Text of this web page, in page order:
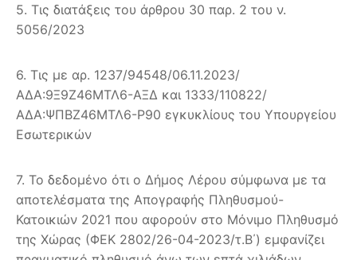
5. Τις διατάξεις του άρθρου 30 παρ. 2 του ν.
5056/2023
6. Τις με αρ. 1237/94548/06.11.2023/
ΑΔΑ:9Ξ9Ζ46ΜΤΛ6-ΑΞΔ και 1333/110822/
ΑΔΑ:ΨΠΒΖ46ΜΤΛ6-Ρ90 εγκυκλίους του Υπουργείου
Εσωτερικών
7. Το δεδομένο ότι ο Δήμος Λέρου σύμφωνα με τα
αποτελέσματα της Απογραφής Πληθυσμού-
Κατοικιών 2021 που αφορούν στο Μόνιμο Πληθυσμό
της Χώρας (ΦΕΚ 2802/26-04-2023/τ.Β΄) εμφανίζει